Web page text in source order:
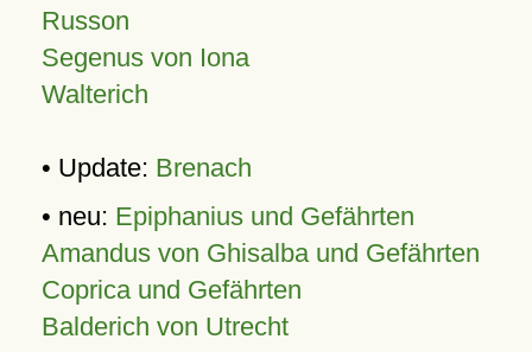
Russon
Segenus von Iona
Walterich
• Update: Brenach
• neu: Epiphanius und Gefährten
Amandus von Ghisalba und Gefährten
Coprica und Gefährten
Balderich von Utrecht